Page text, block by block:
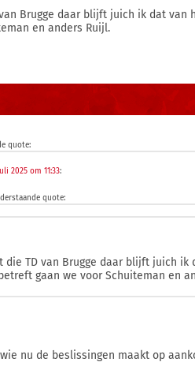
Brugge daar blijft juich ik dat van
en anders Ruijl.
quote:
2025 om 11:33:
quote:
die TD van Brugge daar blijft juich ik
gaan we voor Schuiteman en
nu de beslissingen maakt op